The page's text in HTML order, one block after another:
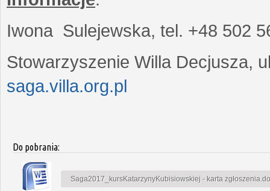
Iwona Sulejewska, tel. +48 502
Stowarzyszenie Willa Decjusza,
saga.villa.org.pl
Do pobrania:
Saga2017_kursKatarzynyKubisiowskiej - karta